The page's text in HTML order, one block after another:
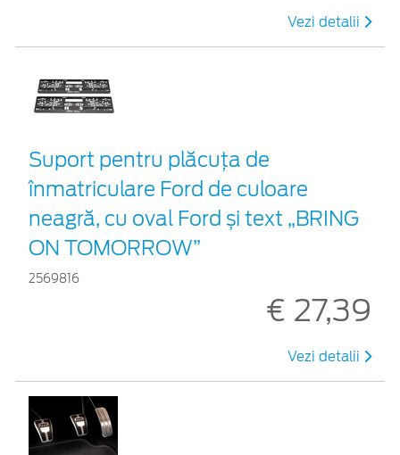
Vezi detalii
Suport pentru plăcuța de
înmatriculare Ford de culoare
neagră, cu oval Ford și text „BRING
ON TOMORROW”
2569816
€ 27,39
Vezi detalii